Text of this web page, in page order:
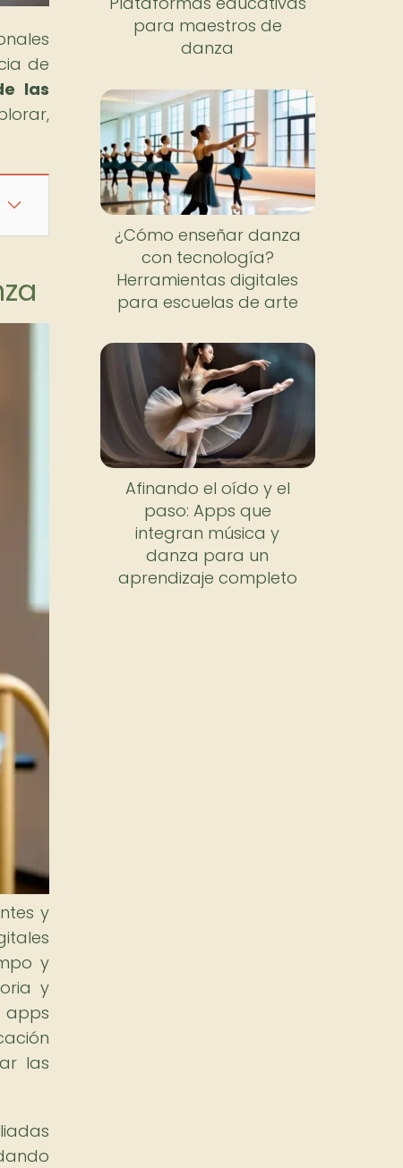
de
las
y
y
y
las
para maestros de
danza
¿Cómo enseñar danza
con tecnología?
Herramientas digitales
para escuelas de arte
Afinando el oído y el
paso: Apps que
integran música y
danza para un
aprendizaje completo